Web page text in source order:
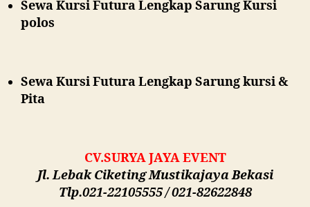
Sewa Kursi Futura Lengkap Sarung Kursi
polos
Sewa Kursi Futura Lengkap Sarung kursi &
Pita
CV.SURYA JAYA EVENT
Jl. Lebak Ciketing Mustikajaya Bekasi
Tlp.021-22105555 / 021-82622848